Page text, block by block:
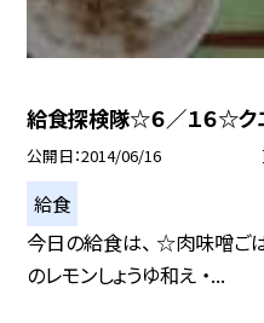
給食探検隊☆６／１６☆ク
公開日 2014/06/16
給食
今日の給食は、 ☆肉味噌ご
のレモンしょうゆ和え ・...